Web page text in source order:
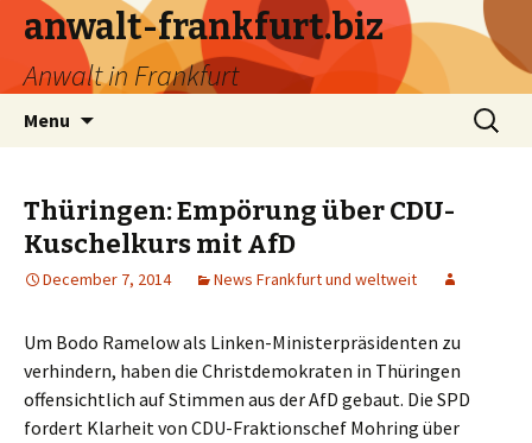
anwalt-frankfurt.biz
Anwalt in Frankfurt
Menu
Search
for:
Thüringen: Empörung über CDU-
Kuschelkurs mit AfD
December 7, 2014 News Frankfurt und weltweit
Um Bodo Ramelow als Linken-Ministerpräsidenten zu
verhindern, haben die Christdemokraten in Thüringen
offensichtlich auf Stimmen aus der AfD gebaut. Die SPD
fordert Klarheit von CDU-Fraktionschef Mohring über